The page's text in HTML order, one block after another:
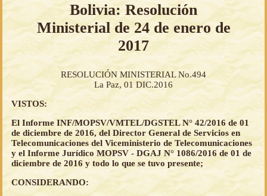
Bolivia: Resolución
Ministerial de 24 de enero de
2017
RESOLUCIÓN MINISTERIAL No.494
La Paz, 01 DIC.2016
VISTOS:
El Informe INF/MOPSV/VMTEL/DGSTEL N° 42/2016 de 01
de diciembre de 2016, del Director General de Servicios en
Telecomunicaciones del Viceministerio de Telecomunicaciones
y el Informe Jurídico MOPSV - DGAJ N° 1086/2016 de 01 de
diciembre de 2016 y todo lo que se tuvo presente;
CONSIDERANDO: